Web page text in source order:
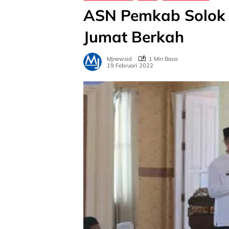
ASN Pemkab
Jumat Berkah
Mjnewsid
1 Min Baca
19 Februari 2022